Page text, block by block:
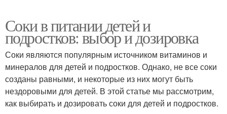
Соки в питании детей и
подростков: выбор и дозировка
Соки являются популярным источником витаминов и
минералов для детей и подростков. Однако, не все соки
созданы равными, и некоторые из них могут быть
нездоровыми для детей. В этой статье мы рассмотрим,
как выбирать и дозировать соки для детей и подростков.